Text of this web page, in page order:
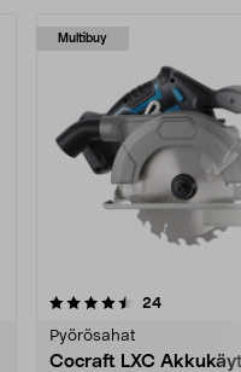
Multibuy
24arvostelut
Pyörösahat
Cocraft LXC
4.0 viidestä